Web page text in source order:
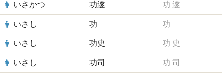
いさかつ 功遂 功 遂
いさし 功 功
いさし 功史 功 史
いさし 功司 功 司